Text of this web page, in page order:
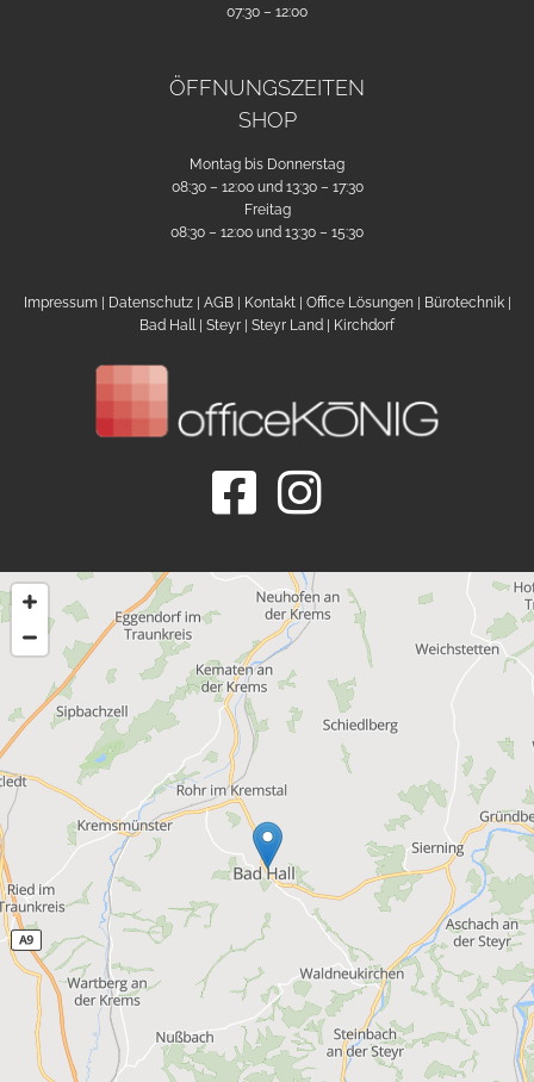
07:30 – 12:00
ÖFFNUNGSZEITEN
SHOP
Montag bis Donnerstag
08:30 – 12:00 und 13:30 – 17:30
Freitag
08:30 – 12:00 und 13:30 – 15:30
Impressum| Datenschutz| AGB Kontakt| Office Lösungen| Bürotechnik|
Bad Hall| Steyr | Steyr Land | Kirchdorf